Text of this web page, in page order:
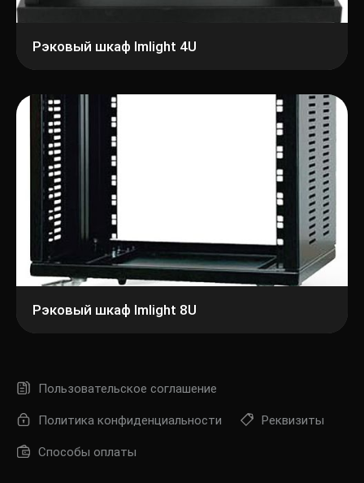
Рэковый шкаф Imlight 4U
Рэковый шкаф Imlight 8U
Пользовательское соглашение
Политика конфиденциальности Реквизиты
Способы оплаты